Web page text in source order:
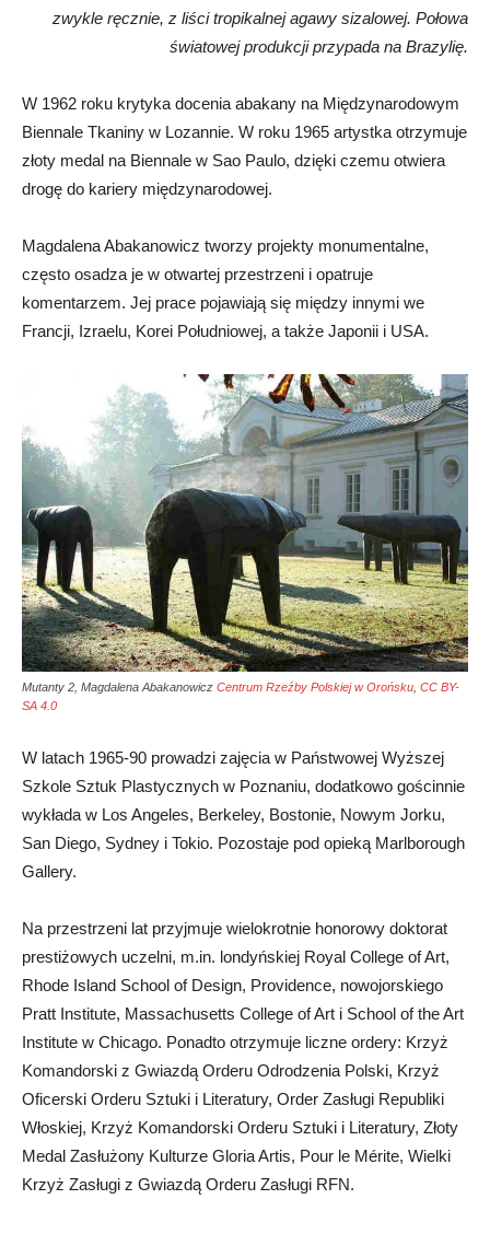
zwykle ręcznie, z liści tropikalnej agawy sizalowej. Połowa
światowej produkcji przypada na Brazylię.
W 1962 roku krytyka docenia abakany na Międzynarodowym
Biennale Tkaniny w Lozannie. W roku 1965 artystka otrzymuje
złoty medal na Biennale w Sao Paulo, dzięki czemu otwiera
drogę do kariery międzynarodowej.
Magdalena Abakanowicz tworzy projekty monumentalne,
często osadza je w otwartej przestrzeni i opatruje
komentarzem. Jej prace pojawiają się między innymi we
Francji, Izraelu, Korei Południowej, a także Japonii i USA.
Mutanty 2, Magdalena Abakanowicz Centrum Rzeźby Polskiej w Orońsku CC BY-
SA 4.0
W latach 1965-90 prowadzi zajęcia w Państwowej Wyższej
Szkole Sztuk Plastycznych w Poznaniu, dodatkowo gościnnie
wykłada w Los Angeles, Berkeley, Bostonie, Nowym Jorku,
San Diego, Sydney i Tokio. Pozostaje pod opieką Marlborough
Gallery.
Na przestrzeni lat przyjmuje wielokrotnie honorowy doktorat
prestiżowych uczelni, m.in. londyńskiej Royal College of Art,
Rhode Island School of Design, Providence, nowojorskiego
Pratt Institute, Massachusetts College of Art i School of the Art
Institute w Chicago. Ponadto otrzymuje liczne ordery: Krzyż
Komandorski z Gwiazdą Orderu Odrodzenia Polski, Krzyż
Oficerski Orderu Sztuki i Literatury, Order Zasługi Republiki
Włoskiej, Krzyż Komandorski Orderu Sztuki i Literatury, Złoty
Medal Zasłużony Kulturze Gloria Artis, Pour le Mérite, Wielki
Krzyż Zasługi z Gwiazdą Orderu Zasługi RFN.